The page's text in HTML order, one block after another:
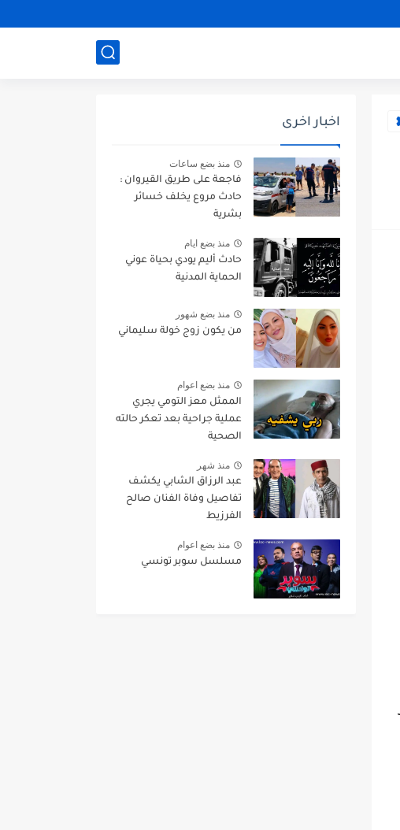
اخبار اخرى
منذ بضع ساعات
فاجعة على طريق القيروان :
حادث مروع يخلف خسائر
بشرية
منذ بضع ايام
حادث أليم يودي بحياة عوني
الحماية المدنية
منذ بضع شهور
من يكون زوج خولة سليماني
منذ بضع اعوام
الممثل معز التومي يجري
عملية جراحية بعد تعكر حالته
الصحية
منذ شهر
عبد الرزاق الشابي يكشف
تفاصيل وفاة الفنان صالح
الفرزيط
منذ بضع اعوام
مسلسل سوبر تونسي